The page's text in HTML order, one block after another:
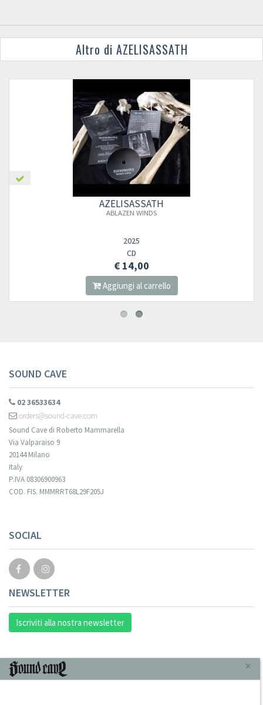
Altro di AZELISASSATH
AZELISASSATH
ABLAZEN WINDS
2025
CD
€ 14,00
Aggiungi al carrello
SOUND CAVE
02 36533634
orders@sound-cave.com
Sound Cave di Roberto Mammarella
Via Valparaiso 9
20144 Milano
Italy
P.IVA 08306900963
COD. FIS. MMMRRT68L29F205J
SOCIAL
NEWSLETTER
Iscriviti alla nostra newsletter
INFORMAZIONI ×